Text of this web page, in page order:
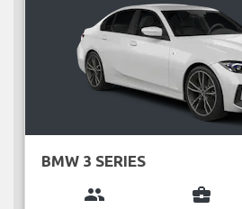
BMW 3 SERIES
group business_center